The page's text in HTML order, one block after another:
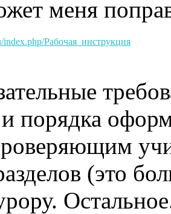
меня
Рабочая_инструкция
порядка
(это